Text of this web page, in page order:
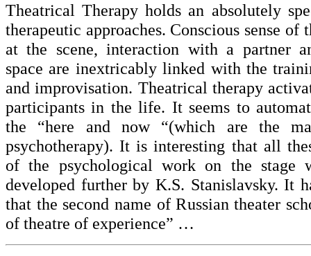
Theatrical Therapy holds an absolutely
therapeutic approaches. Conscious sense of
at the scene, interaction with a partner
space are inextricably linked with the
and improvisation. Theatrical therapy
participants in the life. It seems to
the “here and now “(which are the
psychotherapy). It is interesting that all
of the psychological work on the stage
developed further by K.S. Stanislavsky. It
that the second name of Russian theater
of theatre of experience” …